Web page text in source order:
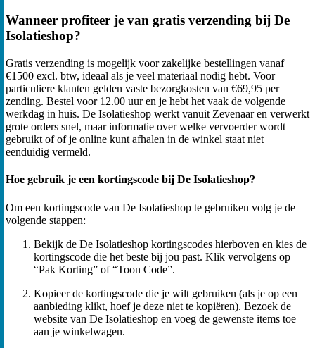
Wanneer profiteer je van gratis verzending bij De
Isolatieshop?
Gratis verzending is mogelijk voor zakelijke bestellingen vanaf
€1500 excl. btw, ideaal als je veel materiaal nodig hebt. Voor
particuliere klanten gelden vaste bezorgkosten van €69,95 per
zending. Bestel voor 12.00 uur en je hebt het vaak de volgende
werkdag in huis. De Isolatieshop werkt vanuit Zevenaar en verwerkt
grote orders snel, maar informatie over welke vervoerder wordt
gebruikt of of je online kunt afhalen in de winkel staat niet
eenduidig vermeld.
Hoe gebruik je een kortingscode bij De Isolatieshop?
Om een kortingscode van De Isolatieshop te gebruiken volg je de
volgende stappen:
Bekijk de De Isolatieshop kortingscodes hierboven en kies de
kortingscode die het beste bij jou past. Klik vervolgens op
“Pak Korting” of “Toon Code”.
Kopieer de kortingscode die je wilt gebruiken (als je op een
aanbieding klikt, hoef je deze niet te kopiëren). Bezoek de
website van De Isolatieshop en voeg de gewenste items toe
aan je winkelwagen.